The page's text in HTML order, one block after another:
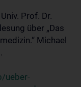
Prof. Dr.
über „Das
Michael
ueber-